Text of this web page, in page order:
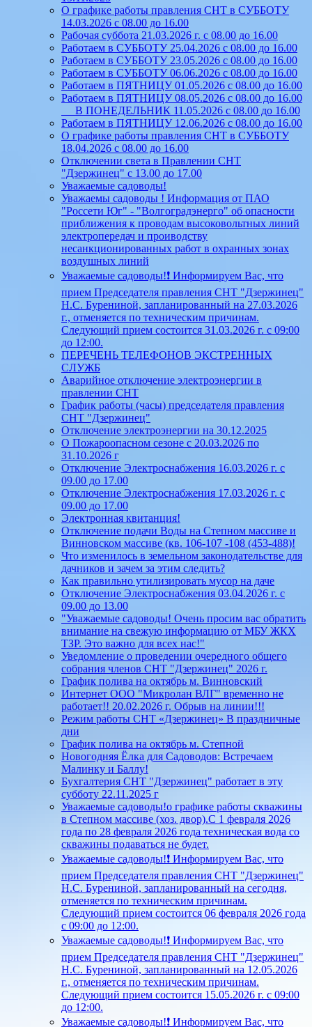
О графике работы правления СНТ в СУББОТУ
14.03.2026 с 08.00 до 16.00
Рабочая суббота 21.03.2026 г. с 08.00 до 16.00
Работаем в СУББОТУ 25.04.2026 с 08.00 до 16.00
Работаем в СУББОТУ 23.05.2026 с 08.00 до 16.00
Работаем в СУББОТУ 06.06.2026 с 08.00 до 16.00
Работаем в ПЯТНИЦУ 01.05.2026 с 08.00 до 16.00
Работаем в ПЯТНИЦУ 08.05.2026 с 08.00 до 16.00
В ПОНЕДЕЛЬНИК 11.05.2026 с 08.00 до 16.00
Работаем в ПЯТНИЦУ 12.06.2026 с 08.00 до 16.00
О графике работы правления СНТ в СУББОТУ
18.04.2026 с 08.00 до 16.00
Отключении света в Правлении СНТ
"Дзержинец" с 13.00 до 17.00
Уважаемые садоводы!
Уважаемы садоводы ! Информация от ПАО
"Россети Юг" - "Волгоградэнерго" об опасности
приближения к проводам высоковольтных линий
электропередач и проиводству
несанкционированных работ в охранных зонах
воздушных линий
Уважаемые садоводы!❗ Информируем Вас, что
прием Председателя правления СНТ "Дзержинец"
Н.С. Бурениной, запланированный на 27.03.2026
г., отменяется по техническим причинам.
Следующий прием состоится 31.03.2026 г. с 09:00
до 12:00.
ПЕРЕЧЕНЬ ТЕЛЕФОНОВ ЭКСТРЕННЫХ
СЛУЖБ
Аварийное отключение электроэнергии в
правлении СНТ
График работы (часы) председателя правления
СНТ "Дзержинец"
Отключение электроэнергии на 30.12.2025
О Пожароопасном сезоне с 20.03.2026 по
31.10.2026 г
Отключение Электроснабжения 16.03.2026 г. с
09.00 до 17.00
Отключение Электроснабжения 17.03.2026 г. с
09.00 до 17.00
Электронная квитанция!
Отключение подачи Воды на Степном массиве и
Винновском массиве (кв. 106-107 -108 (453-488)!
Что изменилось в земельном законодательстве для
дачников и зачем за этим следить?
Как правильно утилизировать мусор на даче
Отключение Электроснабжения 03.04.2026 г. с
09.00 до 13.00
"Уважаемые садоводы! Очень просим вас обратить
внимание на свежую информацию от МБУ ЖКХ
ТЗР. Это важно для всех нас!"
Уведомление о проведении очередного общего
собрания членов СНТ "Дзержинец" 2026 г.
График полива на октябрь м. Винновский
Интернет ООО "Микролан ВЛГ" временно не
работает!! 20.02.2026 г. Обрыв на линии!!!
Режим работы СНТ «Дзержинец» В праздничные
дни
График полива на октябрь м. Степной
Новогодняя Ёлка для Садоводов: Встречаем
Малинку и Баллу!
Бухгалтерия СНТ "Дзержинец" работает в эту
субботу 22.11.2025 г
Уважаемые садоводы!о графике работы скважины
в Степном массиве (хоз. двор).С 1 февраля 2026
года по 28 февраля 2026 года техническая вода со
скважины подаваться не будет.
Уважаемые садоводы!❗ Информируем Вас, что
прием Председателя правления СНТ "Дзержинец"
Н.С. Бурениной, запланированный на сегодня,
отменяется по техническим причинам.
Следующий прием состоится 06 февраля 2026 года
с 09:00 до 12:00.
Уважаемые садоводы!❗ Информируем Вас, что
прием Председателя правления СНТ "Дзержинец"
Н.С. Бурениной, запланированный на 12.05.2026
г., отменяется по техническим причинам.
Следующий прием состоится 15.05.2026 г. с 09:00
до 12:00.
Уважаемые садоводы!❗ Информируем Вас, что